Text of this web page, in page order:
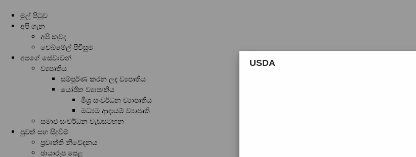
මුල් පිටුව
අපි ගැන
අපි කවුද
වෙබ්මේල් පිවිසුම
අපගේ සේවාවන්
ව්‍යපෘතිය
සම්පූර්ණ කරන ලද ව්‍යපෘතිය
යෝජිත ව්‍යාපෘතිය
මිශ්‍ර සංවර්ධන ව්‍යාපෘතිය
මධ්‍යම ආදායම් ව්‍යාපෘති
සමාජ සංවර්ධන වැඩසටහන
පුවත් සහ සිදුවීම්
ප්‍රවෘත්ති නිවේදනය
ඡායාරූප පෙළ
USDA